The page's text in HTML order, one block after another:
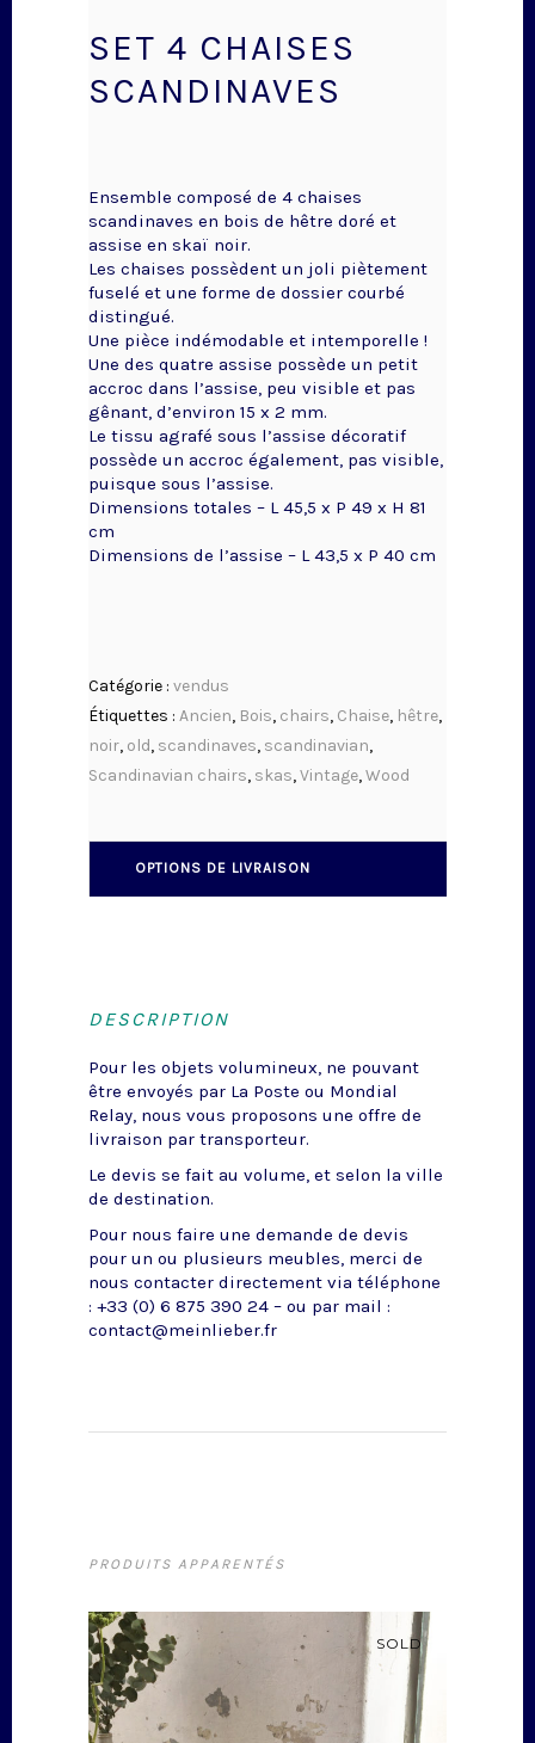
SET 4 CHAISES
SCANDINAVES
Ensemble composé de 4 chaises
scandinaves en bois de hêtre doré et
assise en skaï noir.
Les chaises possèdent un joli piètement
fuselé et une forme de dossier courbé
distingué.
Une pièce indémodable et intemporelle !
Une des quatre assise possède un petit
accroc dans l’assise, peu visible et pas
gênant, d’environ 15 x 2 mm.
Le tissu agrafé sous l’assise décoratif
possède un accroc également, pas visible,
puisque sous l’assise.
Dimensions totales – L 45,5 x P 49 x H 81
cm
Dimensions de l’assise – L 43,5 x P 40 cm
Catégorie : vendus
Étiquettes : Ancien, Bois, chairs, Chaise, hêtre,
noir, old, scandinaves, scandinavian,
Scandinavian chairs, skas,Vintage,Wood
OPTIONS DE LIVRAISON
DESCRIPTION
Pour les objets volumineux, ne pouvant
être envoyés par La Poste ou Mondial
Relay, nous vous proposons une offre de
livraison par transporteur.
Le devis se fait au volume, et selon la ville
de destination.
Pour nous faire une demande de devis
pour un ou plusieurs meubles, merci de
nous contacter directement via téléphone
: +33 (0) 6 875 390 24 – ou par mail :
contact@meinlieber.fr
PRODUITS APPARENTÉS
SOLD